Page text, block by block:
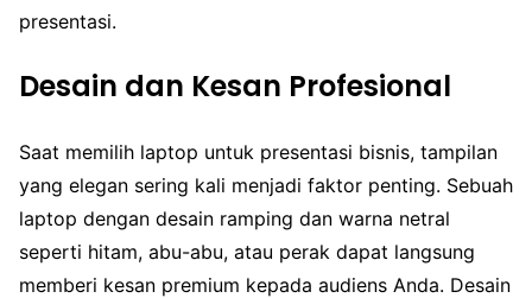
presentasi.
Desain dan Kesan Profesional
Saat memilih laptop untuk presentasi bisnis, tampilan
yang elegan sering kali menjadi faktor penting. Sebuah
laptop dengan desain ramping dan warna netral
seperti hitam, abu-abu, atau perak dapat langsung
memberi kesan premium kepada audiens Anda. Desain